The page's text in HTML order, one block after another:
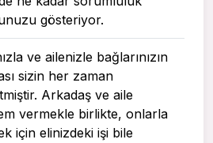
gösteriyor.
ve ailenizle bağlarınızın
sizin her zaman
Arkadaş ve aile
vermekle birlikte, onlarla
için elinizdeki işi bile